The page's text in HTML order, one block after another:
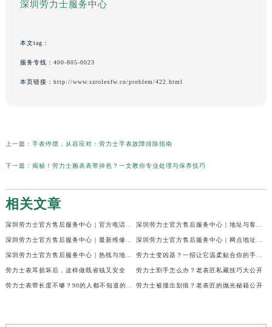
深圳劳力士服务中心
本文tag：
服务专线： 400-805-0023
本页链接： http://www.szrolexfw.cn/problem/422.html
上一篇： 手表停摆，从容应对：劳力士手表故障排除指南
下一篇： 揭秘！劳力士腕表表带掉色？一文教你专业处理与保养技巧
相关文章
劳力士表耳损坏后，这样做既省钱又安全 劳力士割手怎么办？老表匠私藏技巧大公开
劳力士被撞出划痕？老表匠的抛光秘籍公开